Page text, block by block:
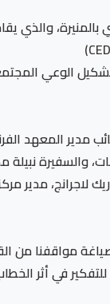
والذي
الوعي
المعهد
نبيلة
مدير مركز
مواقفنا من
في أثر